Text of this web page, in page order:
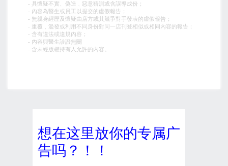
- 具懷疑不實、偽造﹑惡意猜測或含誤導成份；
- 內容為醫生或員工以提交的虛假報告；
- 無親身經歷及懷疑由店方或其競爭對手發表的虛假報告；
- 重覆﹑濫發或利用不同身份對同一店刊登相似或相同內容的報告；
- 含有違法或違規內容；
- 內容與醫生診證無關
- 含未經版權持有人允許的內容。